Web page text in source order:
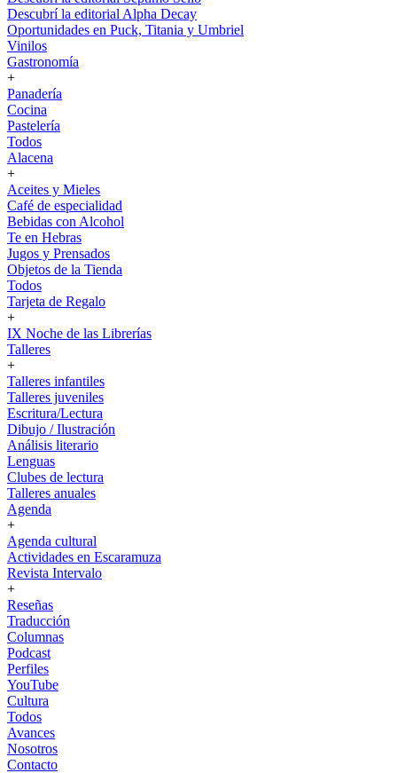
Descubrí la editorial Alpha Decay
Oportunidades en Puck, Titania y Umbriel
Vinilos
Gastronomía
+
Panadería
Cocina
Pastelería
Todos
Alacena
+
Aceites y Mieles
Café de especialidad
Bebidas con Alcohol
Te en Hebras
Jugos y Prensados
Objetos de la Tienda
Todos
Tarjeta de Regalo
+
IX Noche de las Librerías
Talleres
+
Talleres infantiles
Talleres juveniles
Escritura/Lectura
Dibujo / Ilustración
Análisis literario
Lenguas
Clubes de lectura
Talleres anuales
Agenda
+
Agenda cultural
Actividades en Escaramuza
Revista Intervalo
+
Reseñas
Traducción
Columnas
Podcast
Perfiles
YouTube
Cultura
Todos
Avances
Nosotros
Contacto